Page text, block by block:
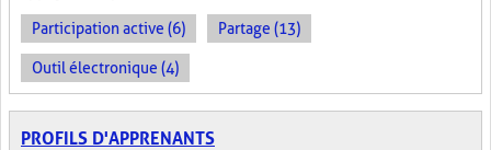
Participation active (6) Partage (13)
Outil électronique (4)
PROFILS D'APPRENANTS